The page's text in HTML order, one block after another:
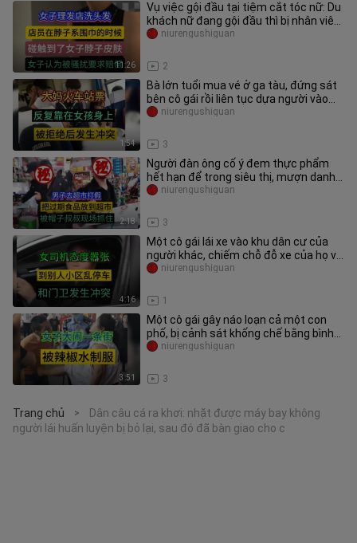
11:26
Vụ việc gội đầu tại tiệm cắt tóc nữ: Du
khách nữ đang gội đầu thì bị nhân viên
chạm vào da cổ khi bu
2
niurengushiguan
1:54
Bà lớn tuổi mua vé ở ga tàu, đứng sát
bên cô gái rồi liên tục dựa người vào
cô; hành khách xung quan
3
niurengushiguan
2:18
Người đàn ông cố ý đem thực phẩm
hết hạn để trong siêu thị, mượn danh
nghĩa "chống hàng giả" để tống
3
niurengushiguan
4:16
Một cô gái lái xe vào khu dân cư của
người khác, chiếm chỗ đỗ xe của họ và
xảy ra xung đột với bảo v
1
niurengushiguan
3:51
Một cô gái gây náo loạn cả một con
phố, bị cảnh sát khống chế bằng bình
xịt hơi cay, đám đông đứng x
3
niurengushiguan
Trang chủ >
Dân câu cá ra khơi: nhặt được máy bay không
người lái huấn luyện bị bỏ lại, sau đó đã bàn giao cho c